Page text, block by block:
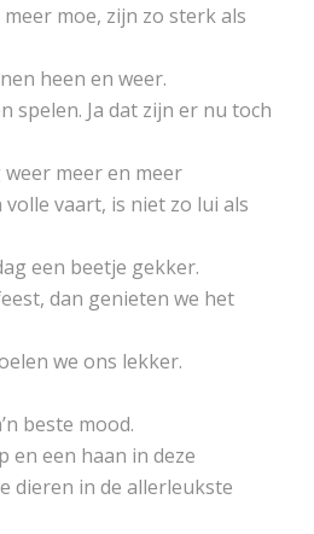
moe, zijn zo sterk als
heen en weer.
spelen. Ja dat zijn er nu toch
weer meer en meer
vaart, is niet zo lui als
een beetje gekker.
dan genieten we het
we ons lekker.
beste mood.
en een haan in deze
dieren in de allerleukste